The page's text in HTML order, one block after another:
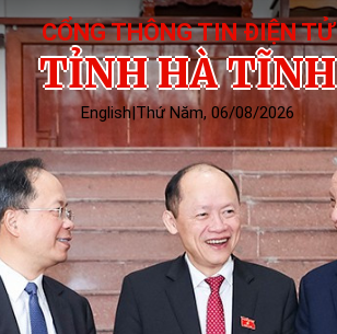
CỔNG THÔNG TIN ĐIỆN TỬ
TỈNH HÀ TĨNH
English|Thứ Năm, 06/08/2026